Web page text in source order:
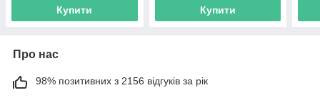
Купити Купити
Про нас
98% позитивних з 2156 відгуків за рік